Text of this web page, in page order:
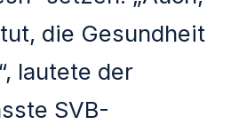
die Gesundheit
lautete der
SVB-